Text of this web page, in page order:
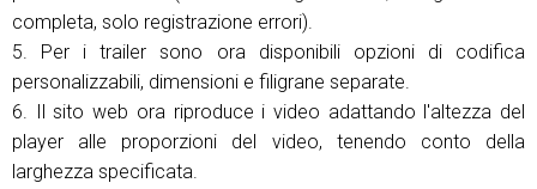
completa, solo registrazione errori).
5. Per i trailer sono ora disponibili opzioni di codifica
personalizzabili, dimensioni e filigrane separate.
6. Il sito web ora riproduce i video adattando l'altezza del
player alle proporzioni del video, tenendo conto della
larghezza specificata.